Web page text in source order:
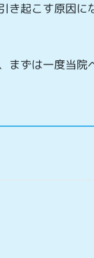
き起こす原因に
まずは一度当院